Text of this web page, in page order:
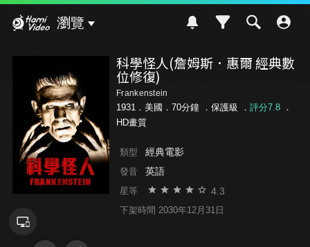
瀏覽
科學怪人(詹姆斯．惠爾 經典數
位修復)
Frankenstein
1931．美國．70分鐘 ． 保護級 ． 評分7.8．
HD畫質
類型 經典電影
發音 英語
星等 4.3
下架時間 2030年12月31日